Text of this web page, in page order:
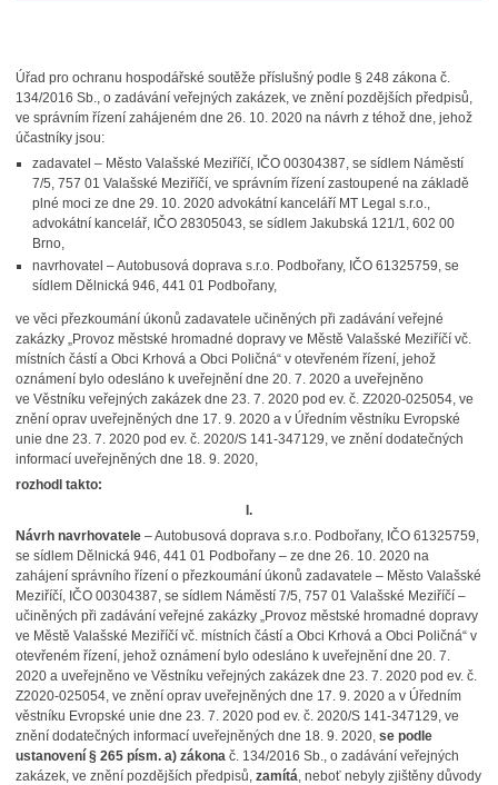
Úřad pro ochranu hospodářské soutěže příslušný podle § 248 zákona č.
134/2016 Sb., o zadávání veřejných zakázek, ve znění pozdějších předpisů,
ve správním řízení zahájeném dne 26. 10. 2020 na návrh z téhož dne, jehož
účastníky jsou:
zadavatel – Město Valašské Meziříčí, IČO 00304387, se sídlem Náměstí
7/5, 757 01 Valašské Meziříčí, ve správním řízení zastoupené na základě
plné moci ze dne 29. 10. 2020 advokátní kanceláří MT Legal s.r.o.,
advokátní kancelář, IČO 28305043, se sídlem Jakubská 121/1, 602 00
Brno,
navrhovatel – Autobusová doprava s.r.o. Podbořany, IČO 61325759, se
sídlem Dělnická 946, 441 01 Podbořany,
ve věci přezkoumání úkonů zadavatele učiněných při zadávání veřejné
zakázky „Provoz městské hromadné dopravy ve Městě Valašské Meziříčí vč.
místních částí a Obci Krhová a Obci Poličná“ v otevřeném řízení, jehož
oznámení bylo odesláno k uveřejnění dne 20. 7. 2020 a uveřejněno
ve Věstníku veřejných zakázek dne 23. 7. 2020 pod ev. č. Z2020-025054, ve
znění oprav uveřejněných dne 17. 9. 2020 a v Úředním věstníku Evropské
unie dne 23. 7. 2020 pod ev. č. 2020/S 141-347129, ve znění dodatečných
informací uveřejněných dne 18. 9. 2020,
rozhodl takto:
I.
Návrh navrhovatele– Autobusová doprava s.r.o. Podbořany, IČO 61325759,
se sídlem Dělnická 946, 441 01 Podbořany – ze dne 26. 10. 2020 na
zahájení správního řízení o přezkoumání úkonů zadavatele – Město Valašské
Meziříčí, IČO 00304387, se sídlem Náměstí 7/5, 757 01 Valašské Meziříčí –
učiněných při zadávání veřejné zakázky „Provoz městské hromadné dopravy
ve Městě Valašské Meziříčí vč. místních částí a Obci Krhová a Obci Poličná“ v
otevřeném řízení, jehož oznámení bylo odesláno k uveřejnění dne 20. 7.
2020 a uveřejněno ve Věstníku veřejných zakázek dne 23. 7. 2020 pod ev. č.
Z2020-025054, ve znění oprav uveřejněných dne 17. 9. 2020 a v Úředním
věstníku Evropské unie dne 23. 7. 2020 pod ev. č. 2020/S 141-347129, ve
znění dodatečných informací uveřejněných dne 18. 9. 2020, se podle
ustanovení § 265 písm. a) zákona č. 134/2016 Sb., o zadávání veřejných
zakázek, ve znění pozdějších předpisů, zamítá, neboť nebyly zjištěny důvody